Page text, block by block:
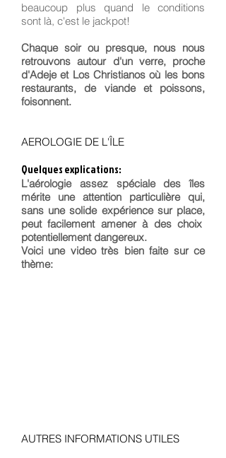
beaucoup plus quand le conditions
sont là, c'est le jackpot!
Chaque soir ou presque, nous nous
retrouvons autour d'un verre, proche
d'Adeje et Los Christianos où les bons
restaurants, de viande et poissons,
foisonnent.
AEROLOGIE DE L'ÎLE
Quelques explications:
L'aérologie assez spéciale des îles
mérite une attention particulière qui,
sans une solide expérience sur place,
peut facilement amener à des choix
potentiellement dangereux.
Voici une video très bien faite sur ce
thème:
AUTRES INFORMATIONS UTILES